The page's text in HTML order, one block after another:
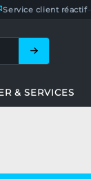
Service client réactif—
& SERVICES